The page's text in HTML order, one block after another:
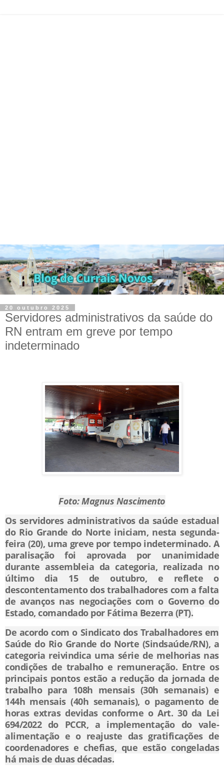
20 outubro 2025
Servidores administrativos da saúde do
RN entram em greve por tempo
indeterminado
Foto: Magnus Nascimento
Os servidores administrativos da saúde estadual
do Rio Grande do Norte iniciam, nesta segunda-
feira (20), uma greve por tempo indeterminado. A
paralisação foi aprovada por unanimidade
durante assembleia da categoria, realizada no
último dia 15 de outubro, e reflete o
descontentamento dos trabalhadores com a falta
de avanços nas negociações com o Governo do
Estado, comandado por Fátima Bezerra (PT).
De acordo com o Sindicato dos Trabalhadores em
Saúde do Rio Grande do Norte (Sindsaúde/RN), a
categoria reivindica uma série de melhorias nas
condições de trabalho e remuneração. Entre os
principais pontos estão a redução da jornada de
trabalho para 108h mensais (30h semanais) e
144h mensais (40h semanais), o pagamento de
horas extras devidas conforme o Art. 30 da Lei
694/2022 do PCCR, a implementação do vale-
alimentação e o reajuste das gratificações de
coordenadores e chefias, que estão congeladas
há mais de duas décadas.